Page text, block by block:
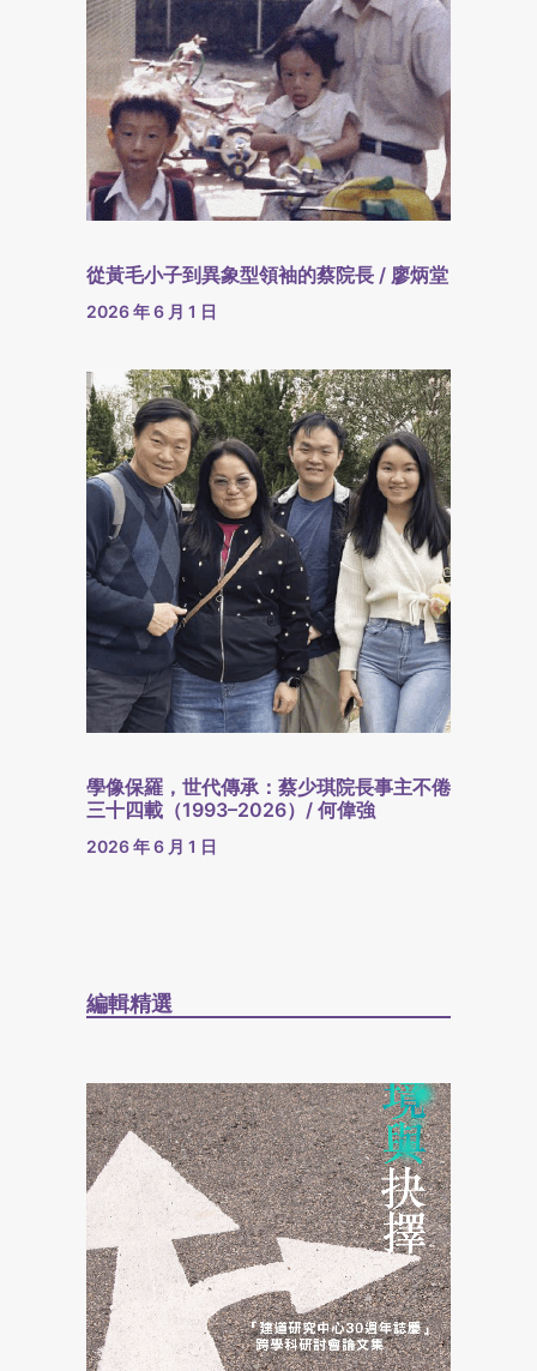
從黃毛小子到異象型領袖的蔡院長 / 廖炳堂
2026 年 6 月 1 日
學像保羅，世代傳承：蔡少琪院長事主不倦
三十四載（1993–2026）/ 何偉強
2026 年 6 月 1 日
編輯精選